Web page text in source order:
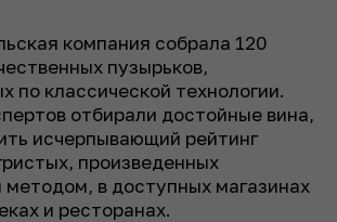
компания собрала 120
пузырьков,
по классической технологии.
отбирали достойные вина,
исчерпывающий рейтинг
произведенных
методом, в доступных магазинах
и ресторанах.